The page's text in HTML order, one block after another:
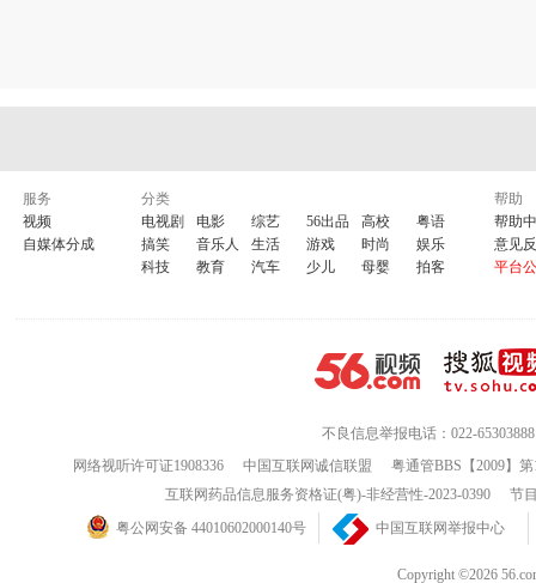
服务
视频
自媒体分成
分类
电视剧
电影 综艺 56出品 高校
粤语
搞笑
音乐人 生活 游戏 时尚
娱乐
科技
教育 汽车 少儿 母婴 拍客
帮助
帮助
意见
平台
不良信息举报电话：022-65303888
网络视听许可证1908336
中国互联网诚信联盟
粤通管BBS【2009】
互联网药品信息服务资格证(粤)-非经营性-2023-0390
节
粤公网安备 44010602000140号
中国互联网举报中心
Copyright ©2026